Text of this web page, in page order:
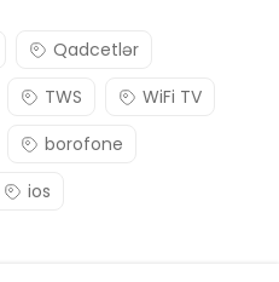
Qadcetlər
TWS
WiFi TV
borofone
ios